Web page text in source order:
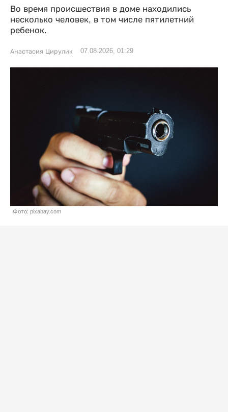
Во время происшествия в доме находились
несколько человек, в том числе пятилетний
ребенок.
Анастасия Цирулик 07.08.2026, 01:29
Фото: pixabay.com